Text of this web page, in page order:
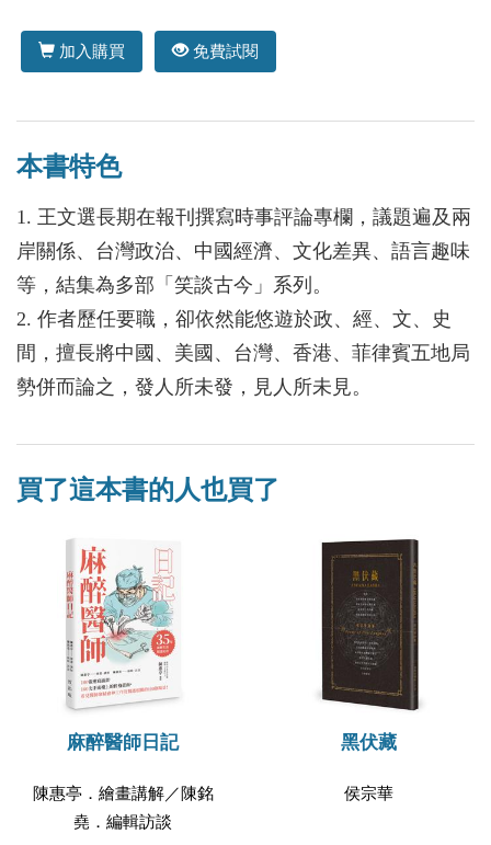
加入購買 免費試閱
本書特色
1. 王文選長期在報刊撰寫時事評論專欄，議題遍及兩
岸關係、台灣政治、中國經濟、文化差異、語言趣味
等，結集為多部「笑談古今」系列。
2. 作者歷任要職，卻依然能悠遊於政、經、文、史
間，擅長將中國、美國、台灣、香港、菲律賓五地局
勢併而論之，發人所未發，見人所未見。
買了這本書的人也買了
麻醉醫師日記
陳惠亭．繪畫講解／陳銘
堯．編輯訪談
黑伏藏
侯宗華